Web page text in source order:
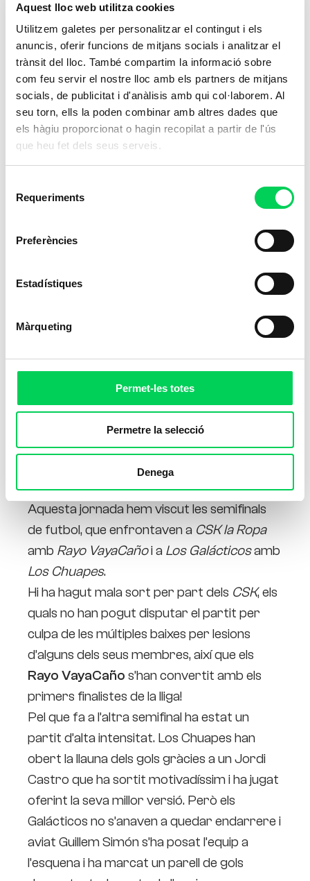
Aquest lloc web utilitza cookies
Utilitzem galetes per personalitzar el contingut i els
anuncis, oferir funcions de mitjans socials i analitzar el
trànsit del lloc. També compartim la informació sobre
com feu servir el nostre lloc amb els partners de mitjans
socials, de publicitat i d'anàlisis amb qui col·laborem. Al
seu torn, ells la poden combinar amb altres dades que
els hàgiu proporcionat o hagin recopilat a partir de l'ús
que heu fet dels seus serveis.
Requeriments
Preferències
Estadístiques
Màrqueting
Permet-les totes
Permetre la selecció
Denega
Aquesta jornada hem viscut les semifinals
de futbol, que enfrontaven a CSK la Ropa
amb Rayo VayaCañoi a Los Galácticosamb
Los Chuapes.
Hi ha hagut mala sort per part dels CSK, els
quals no han pogut disputar el partit per
culpa de les múltiples baixes per lesions
d’alguns dels seus membres, així que els
Rayo VayaCaño s’han convertit amb els
primers finalistes de la lliga!
Pel que fa a l’altra semifinal ha estat un
partit d’alta intensitat. Los Chuapes han
obert la llauna dels gols gràcies a un Jordi
Castro que ha sortit motivadíssim i ha jugat
oferint la seva millor versió. Però els
Galácticos no s’anaven a quedar endarrere i
aviat Guillem Simón s’ha posat l’equip a
l’esquena i ha marcat un parell de gols